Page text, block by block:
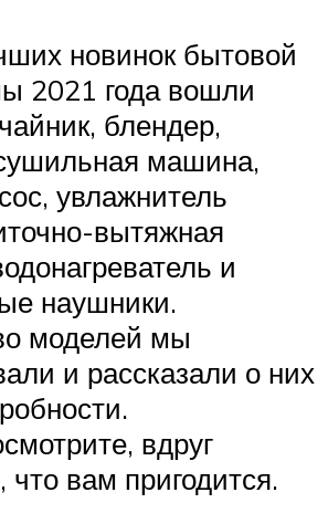
новинок бытовой
2021 года вошли
блендер,
машина,
увлажнитель
вытяжная
и
наушники.
моделей мы
и рассказали о них
вдруг
что вам пригодится.